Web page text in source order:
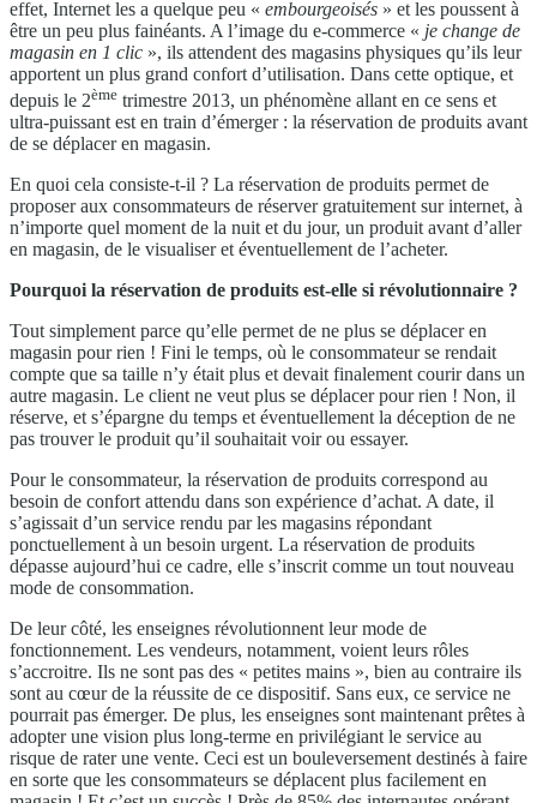
effet, Internet les a quelque peu « embourgeoisés » et les poussent à
être un peu plus fainéants. A l’image du e-commerce « je change de
magasin en 1 clic », ils attendent des magasins physiques qu’ils leur
apportent un plus grand confort d’utilisation. Dans cette optique, et
depuis le 2ème trimestre 2013, un phénomène allant en ce sens et
ultra-puissant est en train d’émerger : la réservation de produits avant
de se déplacer en magasin.
En quoi cela consiste-t-il ? La réservation de produits permet de
proposer aux consommateurs de réserver gratuitement sur internet, à
n’importe quel moment de la nuit et du jour, un produit avant d’aller
en magasin, de le visualiser et éventuellement de l’acheter.
Pourquoi la réservation de produits est-elle si révolutionnaire ?
Tout simplement parce qu’elle permet de ne plus se déplacer en
magasin pour rien ! Fini le temps, où le consommateur se rendait
compte que sa taille n’y était plus et devait finalement courir dans un
autre magasin. Le client ne veut plus se déplacer pour rien ! Non, il
réserve, et s’épargne du temps et éventuellement la déception de ne
pas trouver le produit qu’il souhaitait voir ou essayer.
Pour le consommateur, la réservation de produits correspond au
besoin de confort attendu dans son expérience d’achat. A date, il
s’agissait d’un service rendu par les magasins répondant
ponctuellement à un besoin urgent. La réservation de produits
dépasse aujourd’hui ce cadre, elle s’inscrit comme un tout nouveau
mode de consommation.
De leur côté, les enseignes révolutionnent leur mode de
fonctionnement. Les vendeurs, notamment, voient leurs rôles
s’accroitre. Ils ne sont pas des « petites mains », bien au contraire ils
sont au cœur de la réussite de ce dispositif. Sans eux, ce service ne
pourrait pas émerger. De plus, les enseignes sont maintenant prêtes à
adopter une vision plus long-terme en privilégiant le service au
risque de rater une vente. Ceci est un bouleversement destinés à faire
en sorte que les consommateurs se déplacent plus facilement en